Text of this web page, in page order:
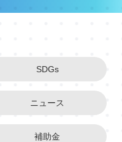
SDGs
ニュース
補助金